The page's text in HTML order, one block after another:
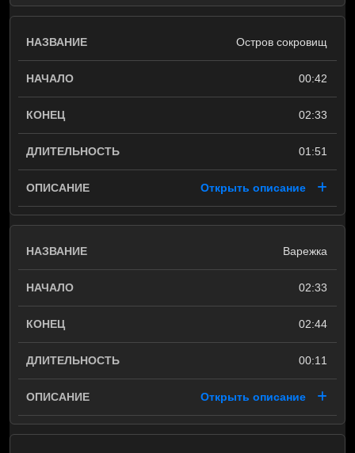
Остров сокровищ
00:42
02:33
01:51
Открыть описание
Варежка
02:33
02:44
00:11
Открыть описание